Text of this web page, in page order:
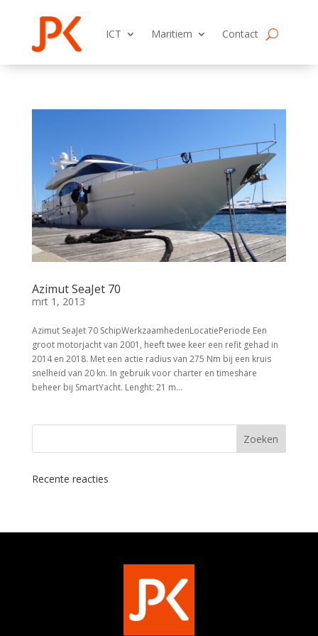
ICT Maritiem Contact
Azimut SeaJet 70
mrt 1, 2013
Azimut SeaJet 70 SchipWerkzaamhedenLocatiePeriode Een
groot motorjacht van 2001, heeft twee keer een refit gehad in
2014 en 2018. Met een actie radius van 275 Nm bij een kruis
snelheid van 20 kn. In gebruik voor charter en timeshare
beheer bij SmartYacht. Lenght: 21 m...
Recente reacties